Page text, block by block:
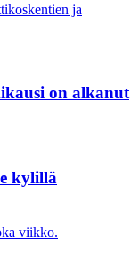
ja
on alkanut
kylillä
viikko.